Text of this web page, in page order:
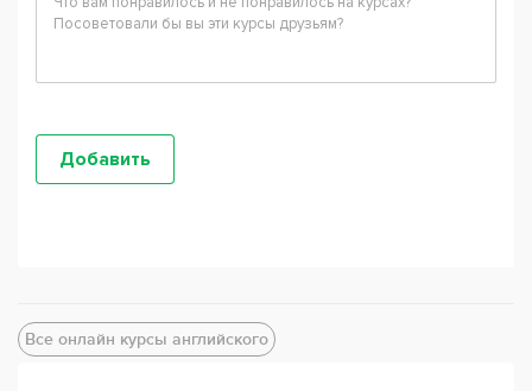
Все онлайн курсы английского